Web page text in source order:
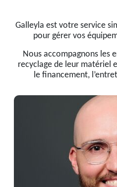
Galleyla est votre service
pour gérer vos
Nous accompagnons les
recyclage de leur matériel
le financement,